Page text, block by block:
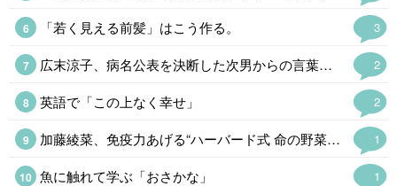
3
「若く見える前髪」はこう作る。
2
広末涼子、病名公表を決断した次男からの言葉「言い訳にするのも嫌だった」
2
英語で「この上なく幸せ」
1
加藤綾菜、免疫力あげる“ハーバード式 命の野菜スープ公開「野菜たっぷりで…
1
魚に触れて学ぶ「おさかな」